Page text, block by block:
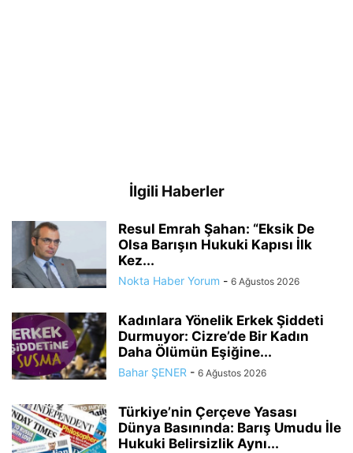
İlgili Haberler
Resul Emrah Şahan: “Eksik De
Olsa Barışın Hukuki Kapısı İlk
Kez...
Nokta Haber Yorum - 6 Ağustos 2026
Kadınlara Yönelik Erkek Şiddeti
Durmuyor: Cizre’de Bir Kadın
Daha Ölümün Eşiğine...
Bahar ŞENER - 6 Ağustos 2026
Türkiye’nin Çerçeve Yasası
Dünya Basınında: Barış Umudu İle
Hukuki Belirsizlik Aynı...